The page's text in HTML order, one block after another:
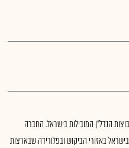
הנדל"ן המובילות בישראל. החברה
בעיקר בישראל באזורי הביקוש ובפלורידה שבארצות